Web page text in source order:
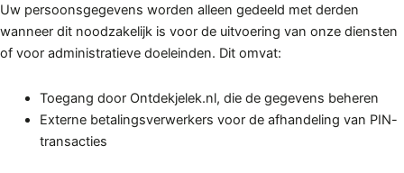
Uw persoonsgegevens worden alleen gedeeld met derden
wanneer dit noodzakelijk is voor de uitvoering van onze diensten
of voor administratieve doeleinden. Dit omvat:
Toegang door Ontdekjelek.nl, die de gegevens beheren
Externe betalingsverwerkers voor de afhandeling van PIN-
transacties